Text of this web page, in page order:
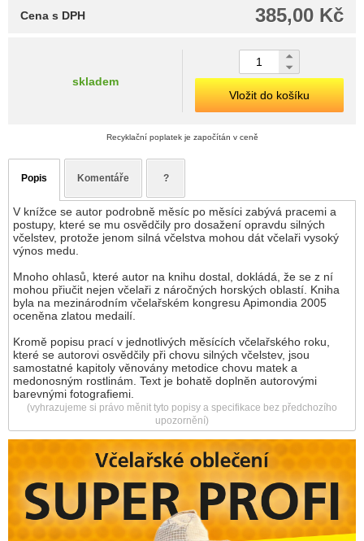
385,00 Kč
Cena s DPH
skladem
Vložit do košíku
Recyklační poplatek je započítán v ceně
Popis Komentáře ?
V knížce se autor podrobně měsíc po měsíci zabývá pracemi a
postupy, které se mu osvědčily pro dosažení opravdu silných
včelstev, protože jenom silná včelstva mohou dát včelaři vysoký
výnos medu.
Mnoho ohlasů, které autor na knihu dostal, dokládá, že se z ní
mohou přiučit nejen včelaři z náročných horských oblastí. Kniha
byla na mezinárodním včelařském kongresu Apimondia 2005
oceněna zlatou medailí.
Kromě popisu prací v jednotlivých měsících včelařského roku,
které se autorovi osvědčily při chovu silných včelstev, jsou
samostatné kapitoly věnovány metodice chovu matek a
medonosným rostlinám. Text je bohatě doplněn autorovými
barevnými fotografiemi.
(vyhrazujeme si právo měnit tyto popisy a specifikace bez předchozího
upozornění)